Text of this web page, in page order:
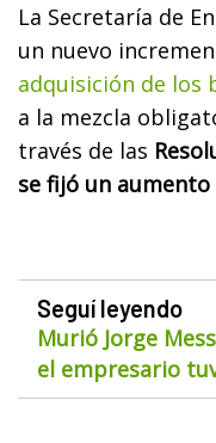
La Secretaría de
un nuevo
adquisición de los
a la mezcla
través de las
se fijó un aumento
Seguí leyendo
Murió Jorge
el empresario